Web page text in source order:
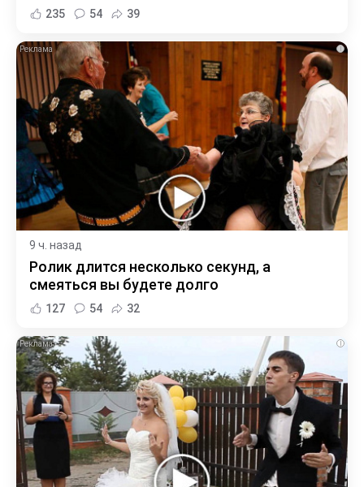
235 54 39
i
9 ч. назад
Ролик длится несколько секунд, а
смеяться вы будете долго
127 54 32
i